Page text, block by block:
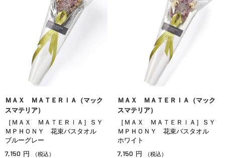
ＭＡＸ ＭＡＴＥＲＩＡ（マック
スマテリア）
［ＭＡＸ ＭＡＴＥＲＩＡ］ＳＹ
ＭＰＨＯＮＹ 花束バスタオル
ブルーグレー
7,150 円 （税込）
ＭＡＸ ＭＡＴＥＲＩＡ（マック
スマテリア）
［ＭＡＸ ＭＡＴＥＲＩＡ］ＳＹ
ＭＰＨＯＮＹ 花束バスタオル
ホワイト
7,150 円 （税込）